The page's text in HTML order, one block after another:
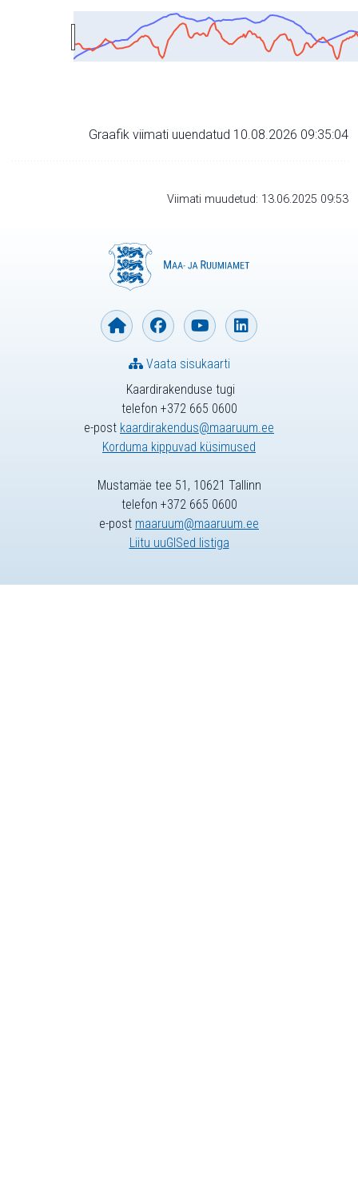
Graafik viimati uuendatud 10.08.2026 09:35:04
Viimati muudetud: 13.06.2025 09:53
Kaardirakenduse tugi
telefon +372 665 0600
e-post kaardirakendus@maaruum.ee
Korduma kippuvad küsimused
Vaata sisukaarti
Mustamäe tee 51, 10621 Tallinn
telefon +372 665 0600
e-post maaruum@maaruum.ee
Liitu uuGISed listiga